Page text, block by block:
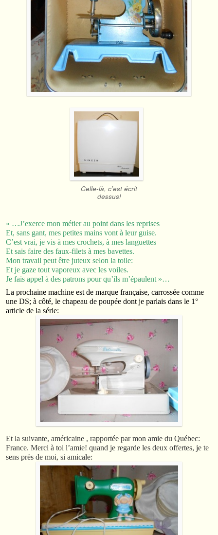
Celle-là, c'est écrit
dessus!
« …J’exerce mon métier au point dans les reprises
Et, sans gant, mes petites mains vont à leur guise.
C’est vrai, je vis à mes crochets, à mes languettes
Et sais faire des faux-filets à mes bavettes.
Mon travail peut être juteux selon la toile:
Et je gaze tout vaporeux avec les voiles.
Je fais appel à des patrons pour qu’ils m’épaulent »…
La prochaine machine est de marque française, carrossée comme
une DS; à côté, le chapeau de poupée dont je parlais dans le 1°
article de la série:
Et la suivante, américaine , rapportée par mon amie du Québec:
France. Merci à toi l’amie! quand je regarde les deux offertes, je te
sens près de moi, si amicale: